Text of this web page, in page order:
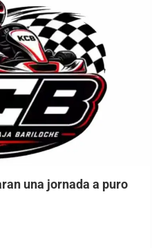
una jornada a puro